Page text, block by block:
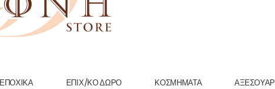
ΕΠΟΧΙΚΆ ΕΠΙΧ/ΚΟ ΔΏΡΟ ΚΟΣΜΉΜΑΤΑ ΑΞΕΣΟΥΆΡ